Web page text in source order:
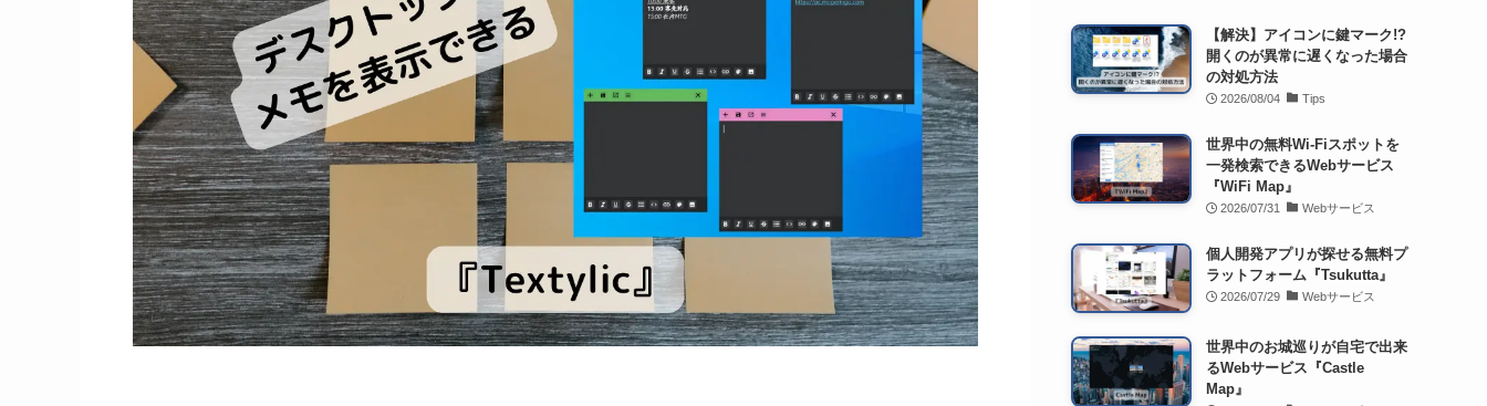
【解決】アイコンに鍵マーク!?
開くのが異常に遅くなった場合
の対処方法
2026/08/04 Tips
世界中の無料Wi-Fiスポットを
一発検索できるWebサービス
『WiFi Map』
2026/07/31 Webサービス
個人開発アプリが探せる無料プ
ラットフォーム『Tsukutta』
2026/07/29 Webサービス
世界中のお城巡りが自宅で出来
るWebサービス『Castle
Map』